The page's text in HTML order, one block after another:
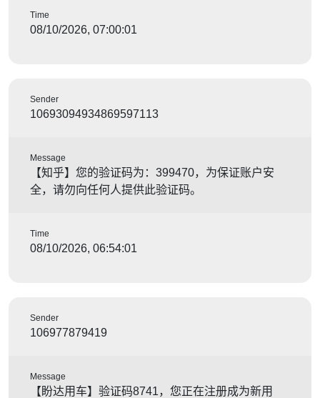
Time
08/10/2026, 07:00:01
Sender
10693094934869597113
Message
【知乎】您的验证码为：399470，为保证账户安
全，请勿向任何人提供此验证码。
Time
08/10/2026, 06:54:01
Sender
106977879419
Message
【盼达用车】验证码8741，您正在注册成为新用